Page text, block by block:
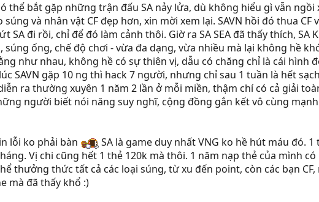
thể bắt gặp những trận đấu SA nảy lửa, dù không hiểu gì vẫn
và nhân vật CF đẹp hơn, xin mời xem lại. SAVN hồi đó thua CF
đi rồi, chỉ để đó làm cảnh thôi. Giờ ra SA SEA đã thấy thích, SA
ống, chế độ chơi - vừa đa dạng, vừa nhiều mà lại không hề
như nhau, không hề có sự thiên vị, dẫu có chăng chỉ là cái hình
SAVN gặp 10 ng thì hack 7 người, nhưng chỉ sau 1 tuần là hết
ra thường xuyên 1 năm 2 lần ở mỗi miền, thậm chí có cả giải
người biết nói năng suy nghĩ, cộng đồng gắn kết vô cùng
lỗi ko phải bàn
SA là game duy nhất VNG ko hề hút máu đó.
Vị chi cũng hết 1 thẻ 120k mà thôi. 1 năm nạp thẻ của mình
thưởng thức tất cả các loại súng, từ xu đến point, còn các bạn
mà đã thấy khổ :)